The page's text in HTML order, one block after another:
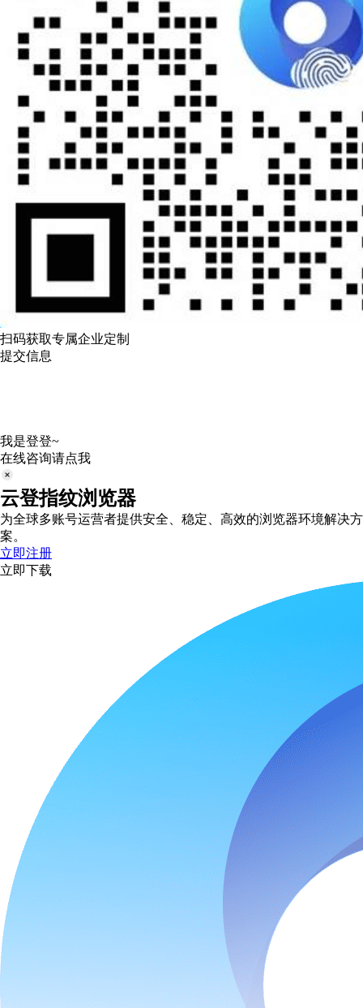
扫码获取专属企业定制
提交信息
我是登登~
在线咨询请点我
云登指纹浏览器
为全球多账号运营者提供安全、稳定、高效的浏览器环境解决方
案。
立即注册
立即下载